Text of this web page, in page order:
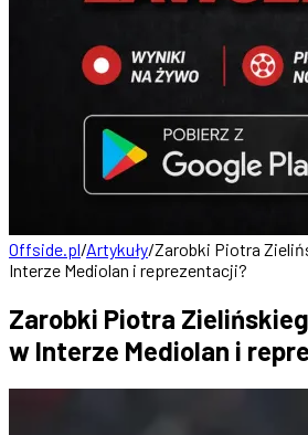
Offside.pl/Artykuły/Zarobki Piotra
Interze Mediolan i reprezentacji?
Zarobki Piotra
w Interze Mediolan i